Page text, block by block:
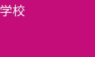
校